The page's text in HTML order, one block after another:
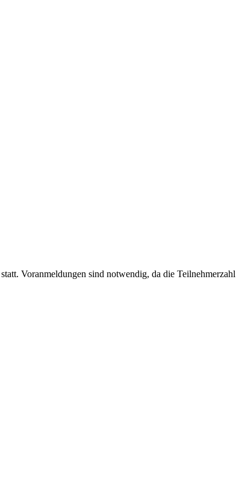
Voranmeldungen sind notwendig, da die